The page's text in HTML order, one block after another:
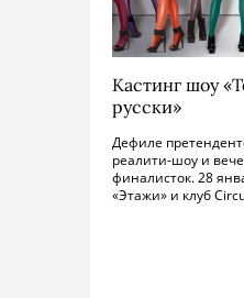
Кастинг шоу
русски»
Дефиле
реалити-шоу и
финалисток. 28
«Этажи» и клуб